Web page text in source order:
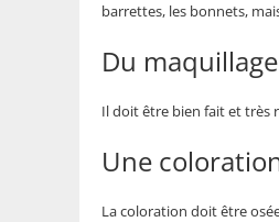
barrettes, les bonnets,
Du maquillage
Il doit être bien fait et très
Une
La coloration doit être